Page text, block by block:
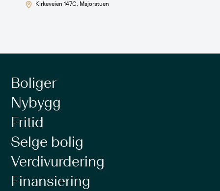
Kirkeveien 147C, Majorstuen
Boliger
Nybygg
Fritid
Selge bolig
Verdivurdering
Finansiering